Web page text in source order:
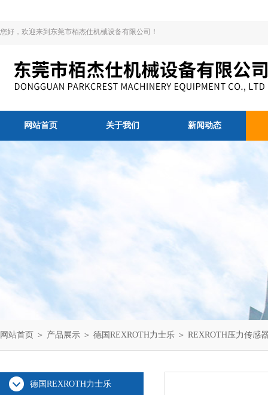
您好，欢迎来到东莞市栢杰仕机械设备有限公司！
网站首页 关于我们 新闻动态
网站首页 ＞ 产品展示 ＞ 德国REXROTH力士乐 ＞ REXROTH压力传感
德国REXROTH力士乐